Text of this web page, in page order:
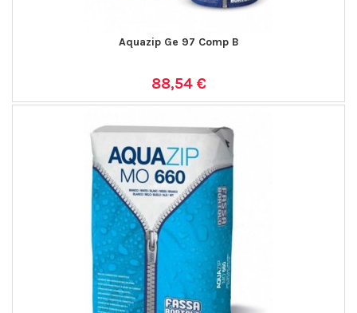
Aquazip Ge 97 Comp B
88,54 €